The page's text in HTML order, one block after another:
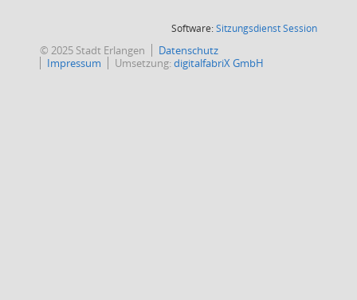
Software:SitzungsdienstSession(Wird in
© 2025 Stadt Erlangen
Datenschutz
Impressum
Umsetzung:digitalfabriX GmbH